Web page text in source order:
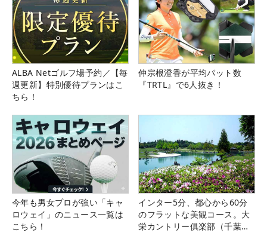
ALBA Netゴルフ場予約／【毎
週更新】特別優待プランはこ
ちら！
仲宗根澄香が平均パット数
『TRTL』で6人抜き！
今年も男女プロが強い「キャ
ロウェイ」のニュース一覧は
こちら！
インター5分、都心から60分
のフラットな美観コース。大
栄カントリー俱楽部（千葉